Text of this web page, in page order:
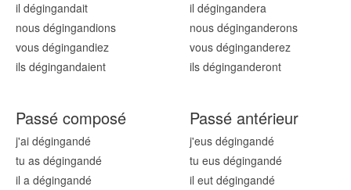
il dégingandait
nous dégingandions
vous dégingandiez
ils dégingandaient
il dégingandera
nous déginganderons
vous déginganderez
ils déginganderont
Passé composé
j'ai dégingandé
tu as dégingandé
il a dégingandé
Passé antérieur
j'eus dégingandé
tu eus dégingandé
il eut dégingandé